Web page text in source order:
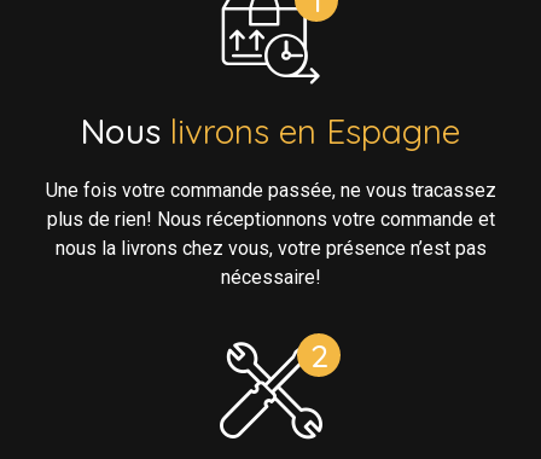
Nous livrons en Espagne
Une fois votre commande passée, ne vous tracassez
plus de rien! Nous réceptionnons votre commande et
nous la livrons chez vous, votre présence n’est pas
nécessaire!